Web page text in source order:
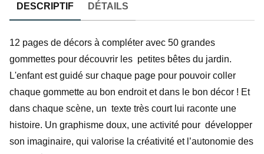
DESCRIPTIF DÉTAILS
12 pages de décors à compléter avec 50 grandes
gommettes pour découvrir les petites bêtes du jardin.
L'enfant est guidé sur chaque page pour pouvoir coller
chaque gommette au bon endroit et dans le bon décor ! Et
dans chaque scène, un texte très court lui raconte une
histoire. Un graphisme doux, une activité pour développer
son imaginaire, qui valorise la créativité et l’autonomie des